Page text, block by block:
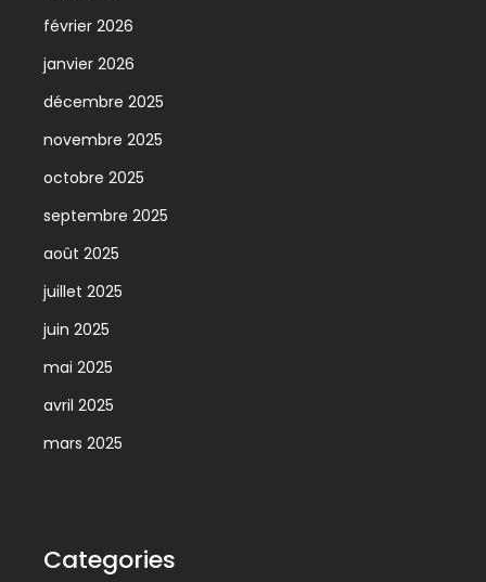
février 2026
janvier 2026
décembre 2025
novembre 2025
octobre 2025
septembre 2025
août 2025
juillet 2025
juin 2025
mai 2025
avril 2025
mars 2025
Categories